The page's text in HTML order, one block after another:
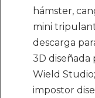
hámster,
mini
descarga
3D diseñada
Wield
impostor